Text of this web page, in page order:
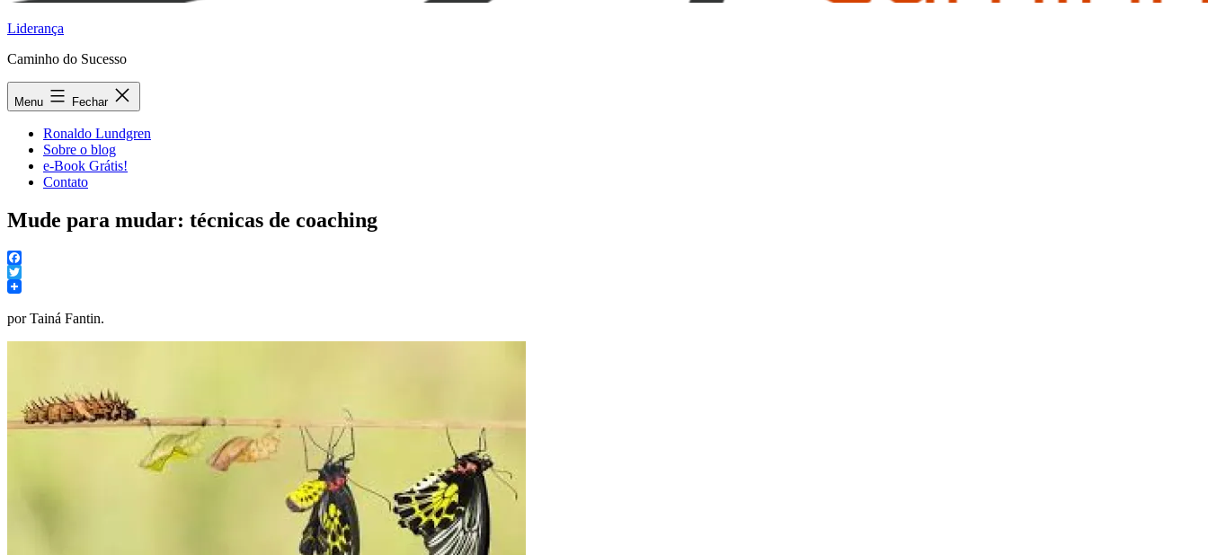
Liderança
Caminho do Sucesso
Menu Fechar
Ronaldo Lundgren
Sobre o blog
e-Book Grátis!
Contato
Mude para mudar: técnicas de coaching
Facebook
Twitter
por Tainá Fantin.